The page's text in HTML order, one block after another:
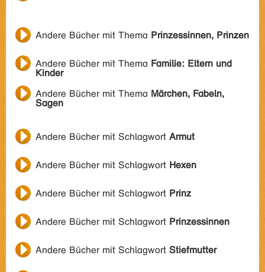
Andere Bücher mit Thema Prinzessinnen, Prinzen
Andere Bücher mit Thema Familie: Eltern und
Kinder
Andere Bücher mit Thema Märchen, Fabeln,
Sagen
Andere Bücher mit Schlagwort Armut
Andere Bücher mit Schlagwort Hexen
Andere Bücher mit Schlagwort Prinz
Andere Bücher mit Schlagwort Prinzessinnen
Andere Bücher mit Schlagwort Stiefmutter